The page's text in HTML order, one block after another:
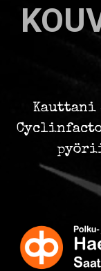
Kauttani